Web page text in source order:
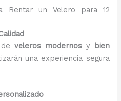
Rentar un Velero para 12
veleros modernosy
bien
una experiencia segura